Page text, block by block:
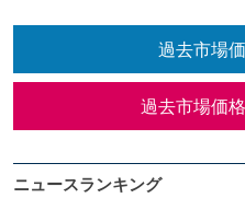
過去市場
過去市場価
ニュースランキング